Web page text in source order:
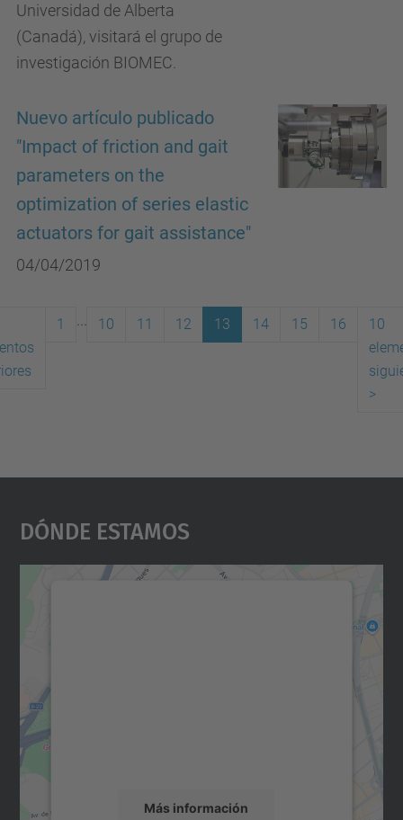
Universidad de Alberta
(Canadá), visitará el grupo de
investigación BIOMEC.
Nuevo artículo publicado
"Impact of friction and gait
parameters on the
optimization of series elastic
actuators for gait assistance"
04/04/2019
1 10 11 12 13 14 15 16
10
>
Dónde Estamos
Más información